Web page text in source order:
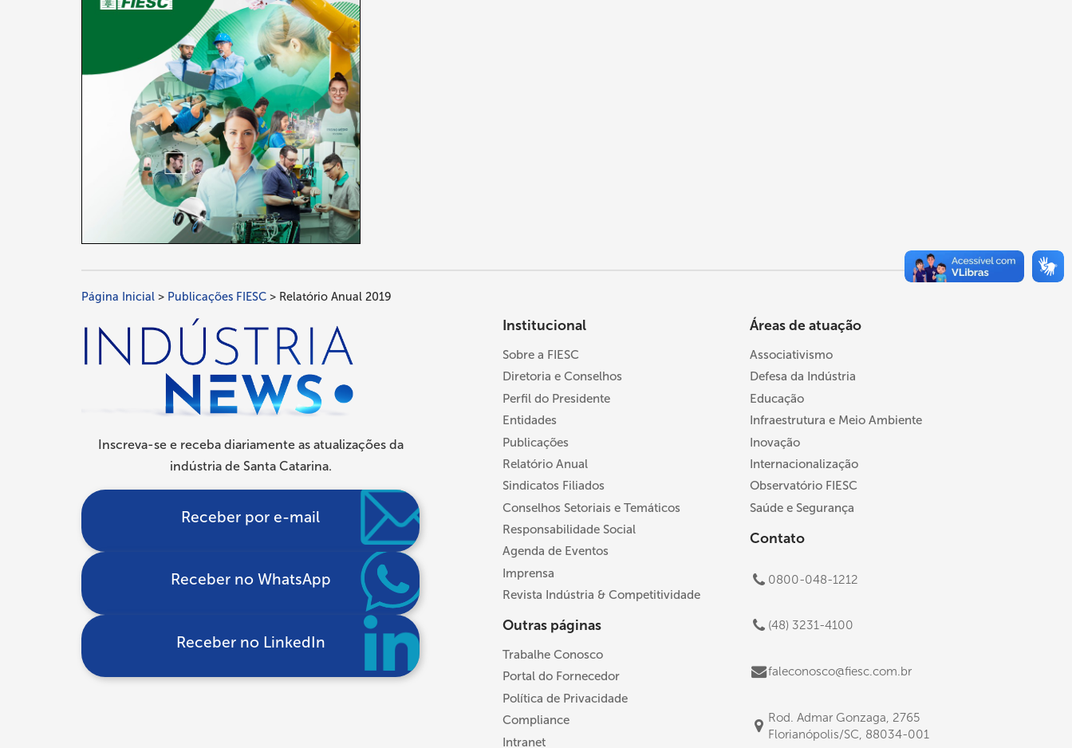
Trilha
de
navegação
Página Inicial Publicações FIESC Relatório Anual 2019
Inscreva-se e receba diariamente as atualizações da
indústria de Santa Catarina.
Receber por e-mail
Receber no WhatsApp
Receber no LinkedIn
Institucional
Sobre a FIESC
Diretoria e Conselhos
Perfil do Presidente
Entidades
Publicações
Relatório Anual
Sindicatos Filiados
Conselhos Setoriais e Temáticos
Responsabilidade Social
Agenda de Eventos
Imprensa
Revista Indústria & Competitividade
Outras páginas
Trabalhe Conosco
Portal do Fornecedor
Política de Privacidade
Compliance
Intranet
Áreas de atuação
Associativismo
Defesa da Indústria
Educação
Infraestrutura e Meio Ambiente
Inovação
Internacionalização
Observatório FIESC
Saúde e Segurança
Contato
0800-048-1212
(48) 3231-4100
faleconosco@fiesc.com.br
Rod. Admar Gonzaga, 2765
Florianópolis/SC, 88034-001